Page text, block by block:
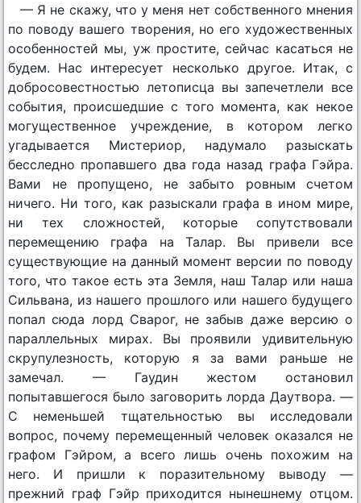
— Я не скажу, что у меня нет собственного мнения
по поводу вашего творения, но его художественных
особенностей мы, уж простите, сейчас касаться не
будем. Нас интересует несколько другое. Итак, с
добросовестностью летописца вы запечетлели все
события, происшедшие с того момента, как некое
могущественное учреждение, в котором легко
угадывается Мистериор, надумало разыскать
бесследно пропавшего два года назад графа Гэйра.
Вами не пропущено, не забыто ровным счетом
ничего. Ни того, как разыскали графа в ином мире,
ни тех сложностей, которые сопутствовали
перемещению графа на Талар. Вы привели все
существующие на данный момент версии по поводу
того, что такое есть эта Земля, наш Талар или наша
Сильвана, из нашего прошлого или нашего будущего
попал сюда лорд Сварог, не забыв даже версию о
параллельных мирах. Вы проявили удивительную
скрупулезность, которую я за вами раньше не
замечал. — Гаудин жестом остановил
попытавшегося было заговорить лорда Даутвора. —
С неменьшей тщательностью вы исследовали
вопрос, почему перемещенный человек оказался не
графом Гэйром, а всего лишь очень похожим на
него. И пришли к поразительному выводу —
прежний граф Гэйр приходится нынешнему отцом.